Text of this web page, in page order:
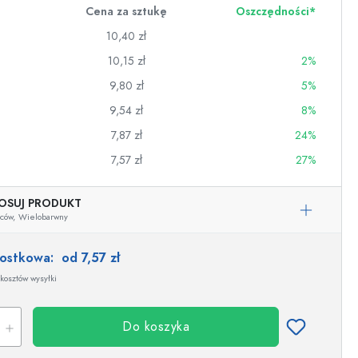
Cena za sztukę
Oszczędności*
10,40 zł
10,15 zł
2%
9,80 zł
5%
9,54 zł
8%
7,87 zł
24%
7,57 zł 27%
PRODUKT
Wielobarwny
od 7,57 zł
wysyłki
Do koszyka